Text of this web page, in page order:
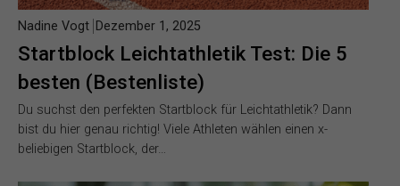
Startblock Leichtathletik Test: Die 5
besten (Bestenliste)
Nadine Vogt Dezember 1, 2025
Du suchst den perfekten Startblock für Leichtathletik? Dann
bist du hier genau richtig! Viele Athleten wählen einen x-
beliebigen Startblock, der…